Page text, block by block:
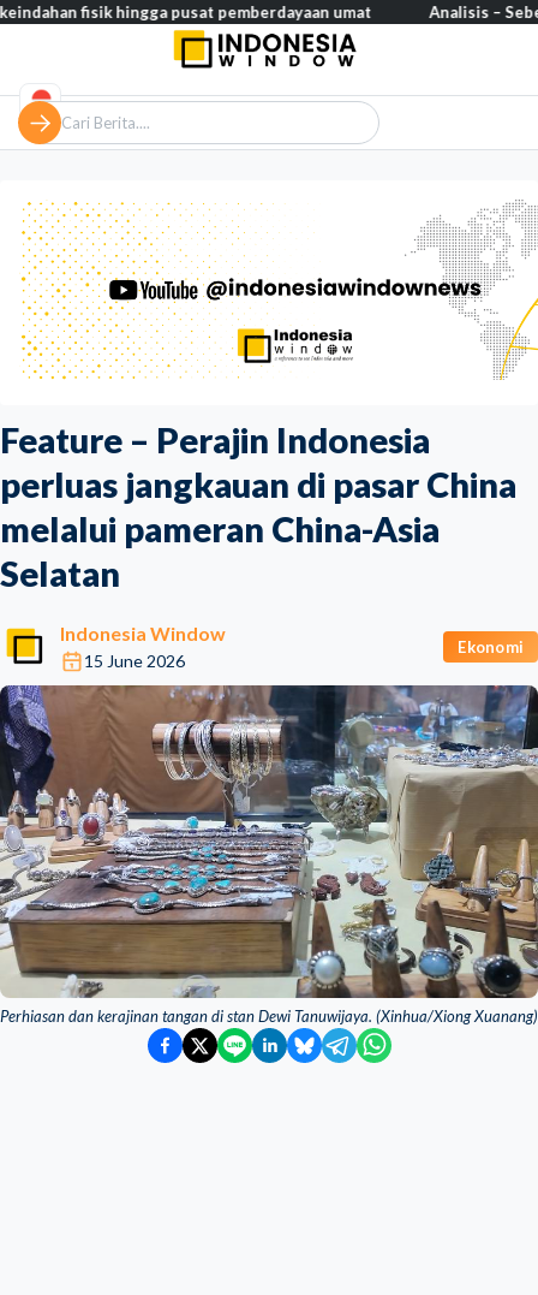
Feature – Perajin Indonesia
perluas jangkauan di pasar China
melalui pameran China-Asia
Selatan
Indonesia Window
15 June 2026
Ekonomi
Perhiasan dan kerajinan tangan di stan Dewi Tanuwijaya. (Xinhua/Xiong Xuanang)
hingga pusat pemberdayaan umat Analisis – Seberapa